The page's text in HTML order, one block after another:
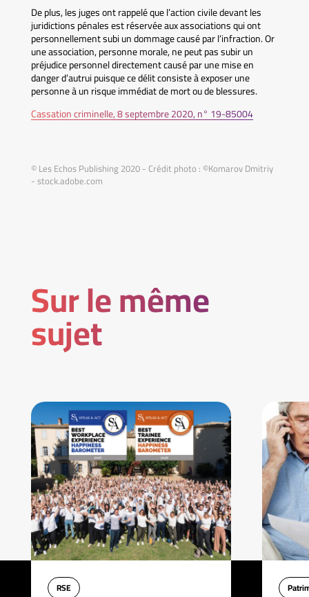
De plus, les juges ont rappelé que l’action civile devant les
juridictions pénales est réservée aux associations qui ont
personnellement subi un dommage causé par l’infraction. Or
une association, personne morale, ne peut pas subir un
préjudice personnel directement causé par une mise en
danger d’autrui puisque ce délit consiste à exposer une
personne à un risque immédiat de mort ou de blessures.
Cassation criminelle, 8 septembre 2020, n° 19-85004
© Les Echos Publishing 2020 - Crédit photo : ©Komarov Dmitriy
- stock.adobe.com
Sur le même
sujet
RSE